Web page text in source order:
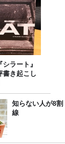
シラート』
書き起こし
知らない人が8
線